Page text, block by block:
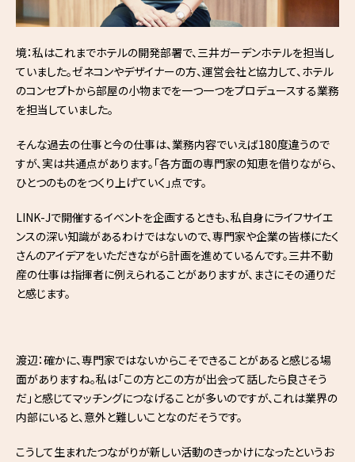
境：私はこれまでホテルの開発部署で、三井ガーデンホテルを担当し
ていました。ゼネコンやデザイナーの方、運営会社と協力して、ホテル
のコンセプトから部屋の小物までを一つ一つをプロデュースする業務
を担当していました。
そんな過去の仕事と今の仕事は、業務内容でいえば180度違うので
すが、実は共通点があります。「各方面の専門家の知恵を借りながら、
ひとつのものをつくり上げていく」点です。
LINK-Jで開催するイベントを企画するときも、私自身にライフサイエ
ンスの深い知識があるわけではないので、専門家や企業の皆様にたく
さんのアイデアをいただきながら計画を進めているんです。三井不動
産の仕事は指揮者に例えられることがありますが、まさにその通りだ
と感じます。
渡辺：確かに、専門家ではないからこそできることがあると感じる場
面がありますね。私は「この方とこの方が出会って話したら良さそう
だ」と感じてマッチングにつなげることが多いのですが、これは業界の
内部にいると、意外と難しいことなのだそうです。
こうして生まれたつながりが新しい活動のきっかけになったというお